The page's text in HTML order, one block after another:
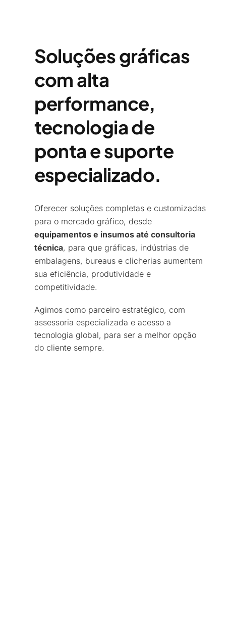
Soluções gráficas
com alta
performance,
tecnologia de
ponta e suporte
especializado.​
Oferecer soluções completas e customizadas
para o mercado gráfico, desde
equipamentos e insumos até consultoria
técnica, para que gráficas, indústrias de
embalagens, bureaus e clicherias aumentem
sua eficiência, produtividade e
competitividade.
Agimos como parceiro estratégico, com
assessoria especializada e acesso a
tecnologia global, para ser a melhor opção
do cliente sempre.